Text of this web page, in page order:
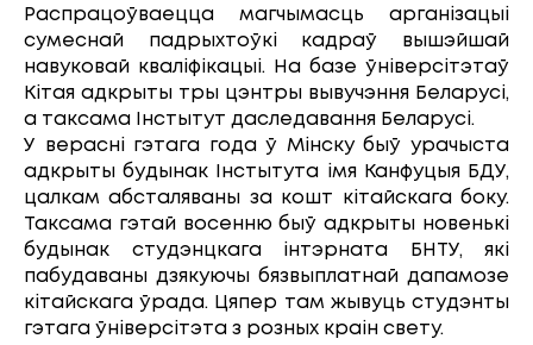
Распрацоўваецца магчымасць арганізацыі
сумеснай падрыхтоўкі кадраў вышэйшай
навуковай кваліфікацыі. На базе ўніверсітэтаў
Кітая адкрыты тры цэнтры вывучэння Беларусі,
а таксама Інстытут даследавання Беларусі.
У верасні гэтага года ў Мінску быў урачыста
адкрыты будынак Інстытута імя Канфуцыя БДУ,
цалкам абсталяваны за кошт кітайскага боку.
Таксама гэтай восенню быў адкрыты новенькі
будынак студэнцкага інтэрната БНТУ, які
пабудаваны дзякуючы бязвыплатнай дапамозе
кітайскага ўрада. Цяпер там жывуць студэнты
гэтага ўніверсітэта з розных краін свету.